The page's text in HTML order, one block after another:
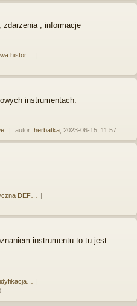
zdarzenia , informacje
histor…
instrumentach.
autor: herbatka , 2023-06-15, 11:57
DEF…
instrumentu to tu jest